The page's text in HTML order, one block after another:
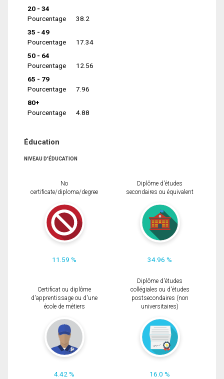
20 - 34
Pourcentage
38.2
35 - 49
Pourcentage
17.34
50 - 64
Pourcentage
12.56
65 - 79
Pourcentage
7.96
80+
Pourcentage
4.88
Éducation
NIVEAU D'ÉDUCATION
No
certificate/diploma/degree
11.59 %
Diplôme d'études
secondaires ou équivalent
34.96 %
Certificat ou diplôme
d'apprentissage ou d'une
école de métiers
4.42 %
Diplôme d'études
collégiales ou d'études
postsecondaires (non
universitaires)
16.0 %